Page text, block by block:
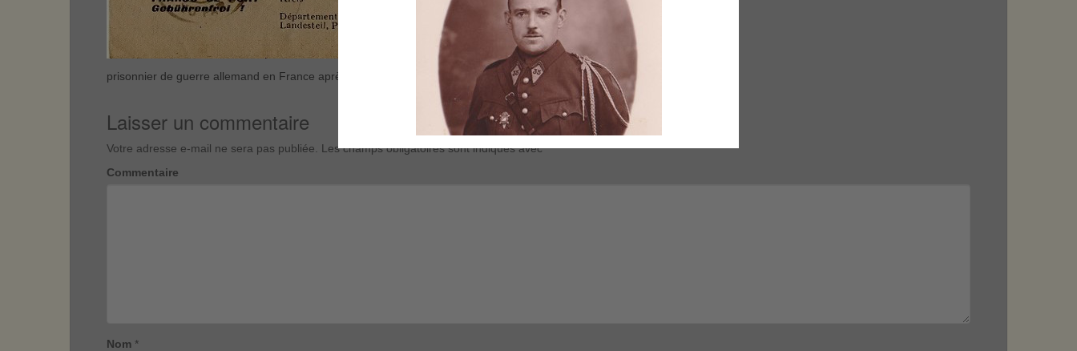
prisonnier de guerre allemand en France après 1945 Cherbourg 301
Laisser un commentaire
Votre adresse e-mail ne sera pas publiée. Les champs obligatoires sont indiqués avec*
Commentaire
Nom *